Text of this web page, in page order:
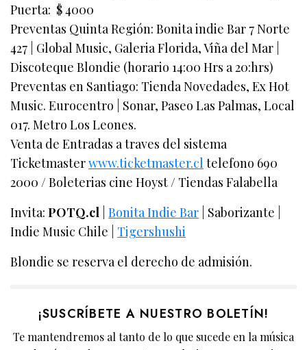
Puerta: $ 4000
Preventas Quinta Región: Bonita indie Bar 7 Norte
427 | Global Music, Galeria Florida, Viña del Mar |
Discoteque Blondie (horario 14:00 Hrs a 20:hrs)
Preventas en Santiago: Tienda Novedades, Ex Hot
Music. Eurocentro | Sonar, Paseo Las Palmas, Local
017. Metro Los Leones.
Venta de Entradas a traves del sistema
Ticketmasterwww.ticketmaster.cl telefono 690
2000 / Boleterias cine Hoyst / Tiendas Falabella
Invita:POTQ.cl |Bonita Indie Bar | Saborizante |
Indie Music Chile | Tigershushi
Blondie se reserva el derecho de admisión.
¡SUSCRÍBETE A NUESTRO BOLETÍN!
Te mantendremos al tanto de lo que sucede en la música